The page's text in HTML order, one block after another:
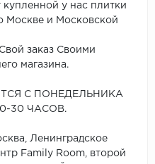
у нас плитки
Москве и Московской
заказ Своими
магазина.
С ПОНЕДЕЛЬНИКА
30 ЧАСОВ.
Ленинградское
Family Room, второй